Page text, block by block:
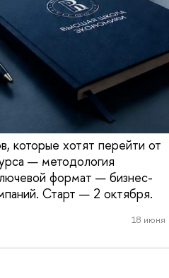
которые хотят перейти от
— методология
формат — бизнес-
Старт — 2 октября.
18 июня